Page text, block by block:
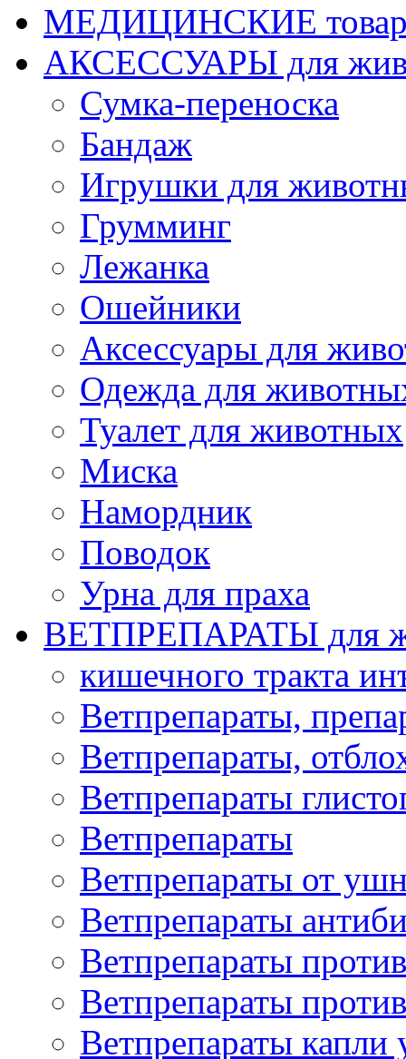
МЕДИЦИНСКИЕ
АКСЕССУАРЫ для
Сумка-переноска
Бандаж
Игрушки для
Грумминг
Лежанка
Ошейники
Аксессуары для
Одежда для
Туалет для животных
Миска
Намордник
Поводок
Урна для праха
ВЕТПРЕПАРАТЫ для
кишечного тракта
Ветпрепараты,
Ветпрепараты,
Ветпрепараты
Ветпрепараты
Ветпрепараты от
Ветпрепараты
Ветпрепараты
Ветпрепараты
Ветпрепараты